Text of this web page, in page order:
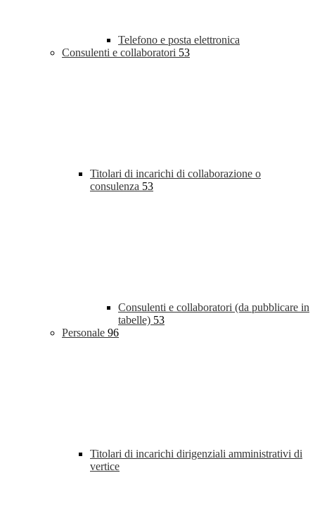
Telefono e posta elettronica
Consulenti e collaboratori 53
Titolari di incarichi di collaborazione o
consulenza 53
Consulenti e collaboratori (da pubblicare in
tabelle) 53
Personale 96
Titolari di incarichi dirigenziali amministrativi di
vertice